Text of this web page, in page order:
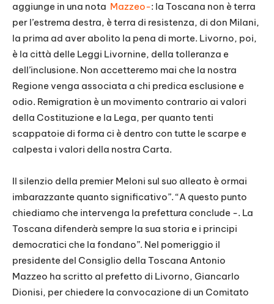
aggiunge in una nota Mazzeo-: la Toscana non è terra
per l’estrema destra, è terra di resistenza, di don Milani,
la prima ad aver abolito la pena di morte. Livorno, poi,
è la città delle Leggi Livornine, della tolleranza e
dell’inclusione. Non accetteremo mai che la nostra
Regione venga associata a chi predica esclusione e
odio. Remigration è un movimento contrario ai valori
della Costituzione e la Lega, per quanto tenti
scappatoie di forma ci è dentro con tutte le scarpe e
calpesta i valori della nostra Carta.
Il silenzio della premier Meloni sul suo alleato è ormai
imbarazzante quanto significativo”. “A questo punto
chiediamo che intervenga la prefettura conclude -. La
Toscana difenderà sempre la sua storia e i principi
democratici che la fondano”. Nel pomeriggio il
presidente del Consiglio della Toscana Antonio
Mazzeo ha scritto al prefetto di Livorno, Giancarlo
Dionisi, per chiedere la convocazione di un Comitato